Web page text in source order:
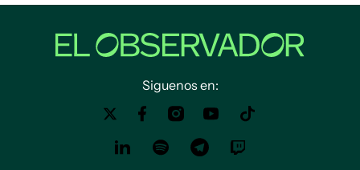
Siguenos en: